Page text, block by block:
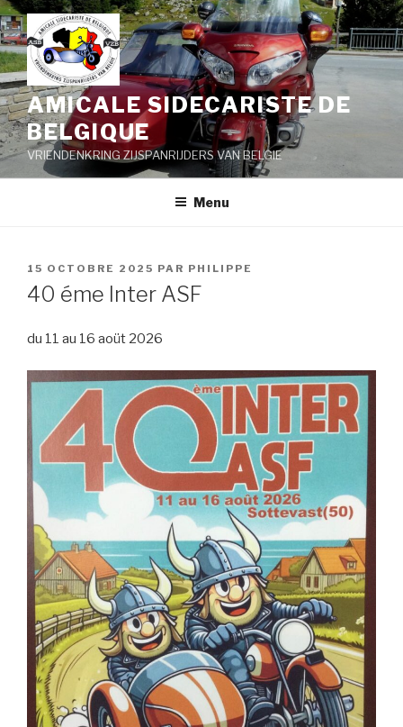
Aller
au
contenu
principal
AMICALE SIDECARISTE DE
BELGIQUE
VRIENDENKRING ZIJSPANRIJDERS VAN BELGIE
Menu
PUBLIÉ
LE
15 OCTOBRE 2025 PAR PHILIPPE
40 éme Inter ASF
du 11 au 16 aoüt 2026